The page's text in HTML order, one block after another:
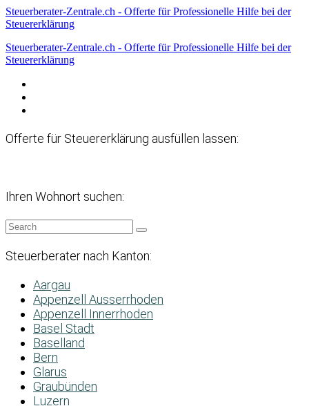
Steuerberater-Zentrale.ch - Offerte für Professionelle Hilfe bei der
Steuererklärung
Steuerberater-Zentrale.ch - Offerte für Professionelle Hilfe bei der
Steuererklärung
Offerte für Steuererklärung ausfüllen lassen:
Ihren Wohnort suchen:
Steuerberater nach Kanton:
Aargau
Appenzell Ausserrhoden
Appenzell Innerrhoden
Basel Stadt
Baselland
Bern
Glarus
Graubünden
Luzern